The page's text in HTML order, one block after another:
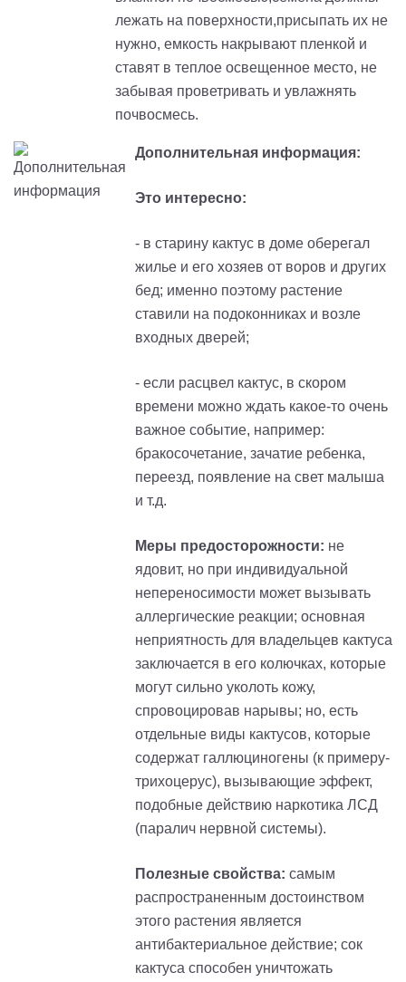
лежать на поверхности,присыпать их не
нужно, емкость накрывают пленкой и
ставят в теплое освещенное место, не
забывая проветривать и увлажнять
почвосмесь.
Дополнительная информация:
Это интересно:
- в старину кактус в доме оберегал
жилье и его хозяев от воров и других
бед; именно поэтому растение
ставили на подоконниках и возле
входных дверей;
- если расцвел кактус, в скором
времени можно ждать какое-то очень
важное событие, например:
бракосочетание, зачатие ребенка,
переезд, появление на свет малыша
и т.д.
Меры предосторожности: не
ядовит, но при индивидуальной
непереносимости может вызывать
аллергические реакции; основная
неприятность для владельцев кактуса
заключается в его колючках, которые
могут сильно уколоть кожу,
спровоцировав нарывы; но, есть
отдельные виды кактусов, которые
содержат галлюциногены (к примеру-
трихоцерус), вызывающие эффект,
подобные действию наркотика ЛСД
(паралич нервной системы).
Полезные свойства: самым
распространенным достоинством
этого растения является
антибактериальное действие; сок
кактуса способен уничтожать